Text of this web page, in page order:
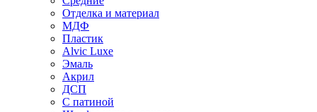
Отделка и материал
МДФ
Пластик
Alvic Luxe
Эмаль
Акрил
ДСП
С патиной